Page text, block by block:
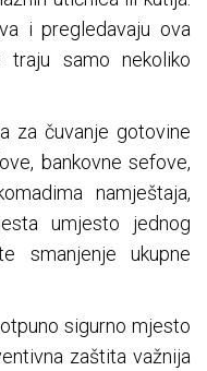
i pregledavaju ova
samo nekoliko
za čuvanje gotovine
bankovne sefove,
namještaja,
umjesto jednog
smanjenje ukupne
sigurno mjesto
zaštita važnija